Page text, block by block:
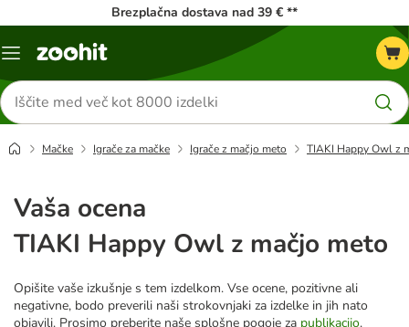
Brezplačna dostava nad 39 € **
Meni
Iskanje
izdelkov
Mačke Igrače za mačke Igrače z mačjo meto TIAKI Happy Owl z
Vaša ocena
TIAKI Happy Owl z mačjo meto
Opišite vaše izkušnje s tem izdelkom. Vse ocene, pozitivne ali
negativne, bodo preverili naši strokovnjaki za izdelke in jih nato
objavili. Prosimo preberite naše splošne pogoje za publikacijo.